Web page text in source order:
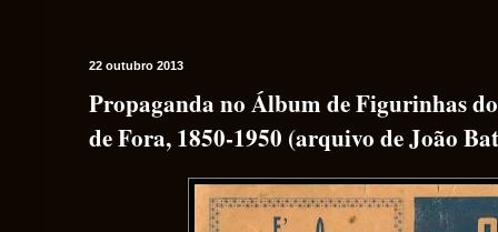
22 outubro 2013
Propaganda no Álbum de Figurinhas
de Fora, 1850-1950 (arquivo de João